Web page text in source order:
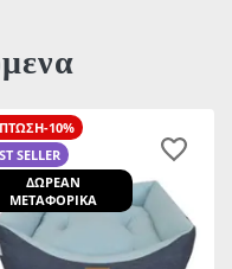
10%
SELLER
ΔΩΡΕΑΝ
ΜΕΤΑΦΟΡΙΚΑ